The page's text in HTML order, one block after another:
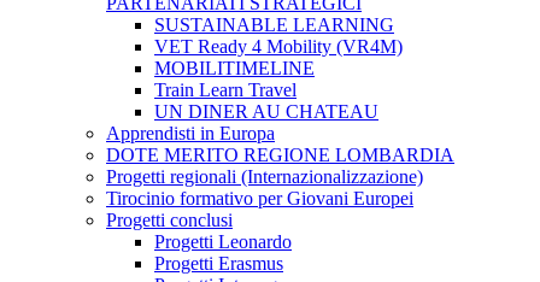
SUSTAINABLE LEARNING
VET Ready 4 Mobility (VR4M)
MOBILITIMELINE
Train Learn Travel
UN DINER AU CHATEAU
Apprendisti in Europa
DOTE MERITO REGIONE LOMBARDIA
Progetti regionali (Internazionalizzazione)
Tirocinio formativo per Giovani Europei
Progetti conclusi
Progetti Leonardo
Progetti Erasmus